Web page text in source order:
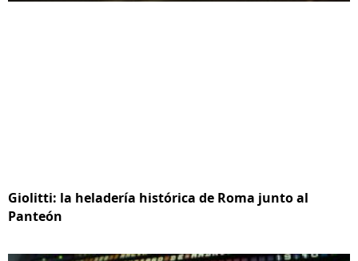
Giolitti: la heladería histórica de Roma junto al
Panteón